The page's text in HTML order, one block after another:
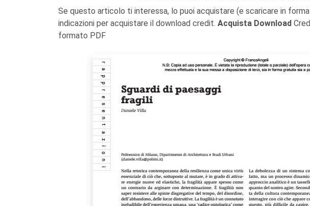
Se questo articolo ti interessa, lo puoi acquistare (e scaricare in
indicazioni per acquistare il download credit. Acquista Download
formato PDF